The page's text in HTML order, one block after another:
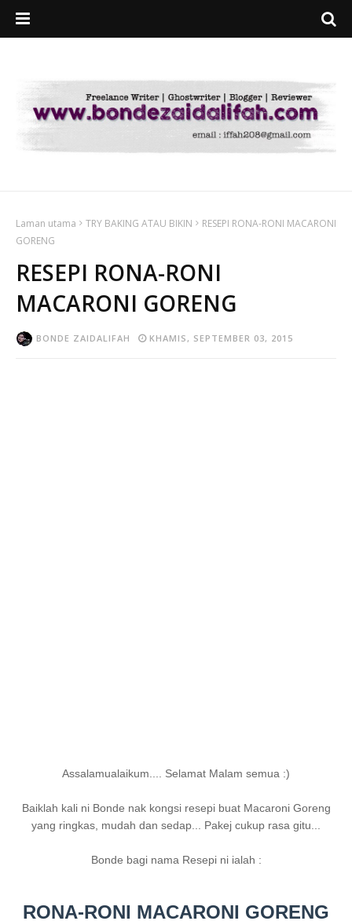
Laman utama TRY BAKING ATAU BIKIN
RESEPI RONA-RONI MACARONI
GORENG
RESEPI RONA-RONI
MACARONI GORENG
BONDE ZAIDALIFAH KHAMIS, SEPTEMBER 03, 2015
Assalamualaikum.... Selamat Malam semua :)
Baiklah kali ni Bonde nak kongsi resepi buat Macaroni Goreng
yang ringkas, mudah dan sedap... Pakej cukup rasa gitu...
Bonde bagi nama Resepi ni ialah :
RONA-RONI MACARONI GORENG